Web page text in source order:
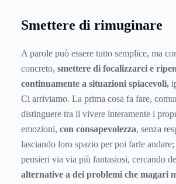
Smettere di rimuginare
A parole può essere tutto semplice, ma
concreto, smettere di focalizzarci e
continuamente a situazioni spiacevoli,
Ci arriviamo. La prima cosa fa fare,
distinguere tra il vivere interamente i
emozioni, con consapevolezza, senza
lasciando loro spazio per poi farle
pensieri via via più fantasiosi, cercando
alternative a dei problemi che magari